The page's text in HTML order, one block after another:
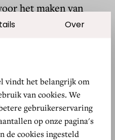
Over
vindt het belangrijk om
van cookies. We
gebruikerservaring
op onze pagina's
de cookies ingesteld
het maken van
Het team van